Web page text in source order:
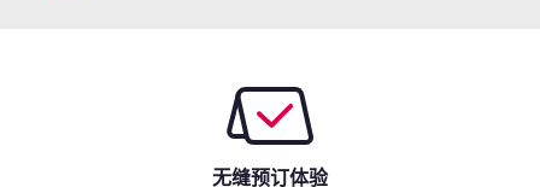
无缝预订体验